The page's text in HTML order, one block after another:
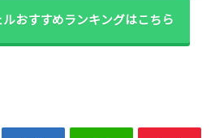
おすすめランキングはこちら